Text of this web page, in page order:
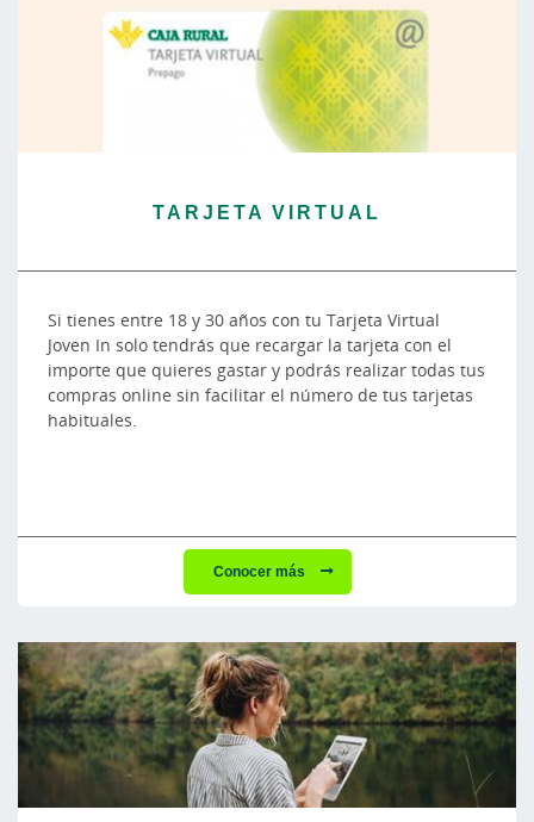
TARJETA VIRTUAL
Si tienes entre 18 y 30 años con tu Tarjeta Virtual
Joven In solo tendrás que recargar la tarjeta con el
importe que quieres gastar y podrás realizar todas tus
compras online sin facilitar el número de tus tarjetas
habituales.
Conocer más